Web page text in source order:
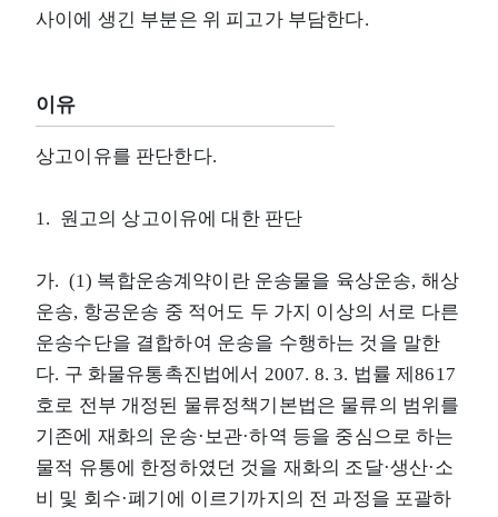
사이에 생긴 부분은 위 피고가 부담한다.
이유
상고이유를 판단한다.
1. 원고의 상고이유에 대한 판단
가. (1) 복합운송계약이란 운송물을 육상운송, 해상
운송, 항공운송 중 적어도 두 가지 이상의 서로 다른
운송수단을 결합하여 운송을 수행하는 것을 말한
다. 구 화물유통촉진법에서 2007. 8. 3. 법률 제8617
호로 전부 개정된 물류정책기본법은 물류의 범위를
기존에 재화의 운송·보관·하역 등을 중심으로 하는
물적 유통에 한정하였던 것을 재화의 조달·생산·소
비 및 회수·폐기에 이르기까지의 전 과정을 포괄하